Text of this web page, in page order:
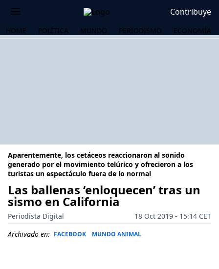
Contribuye
HOME POLÍTICA MUNDO PERIODISMO ECONOMÍA
Aparentemente, los cetáceos reaccionaron al sonido
generado por el movimiento telúrico y ofrecieron a los
turistas un espectáculo fuera de lo normal
Las ballenas ‘enloquecen’ tras un
sismo en California
Periodista Digital
18 Oct 2019 - 15:14 CET
Archivado en: FACEBOOK MUNDO ANIMAL